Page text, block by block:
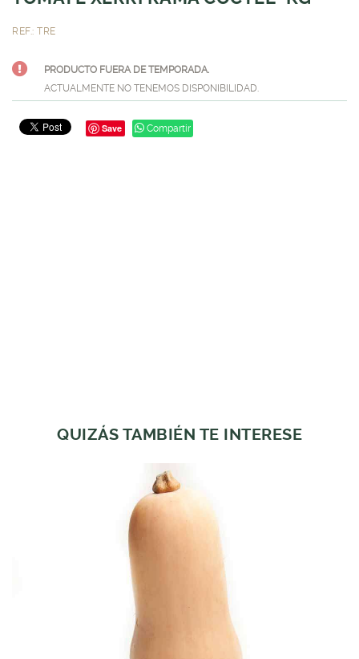
REF.: TRE
PRODUCTO FUERA DE TEMPORADA.
ACTUALMENTE NO TENEMOS DISPONIBILIDAD.
Save Compartir
QUIZÁS TAMBIÉN TE INTERESE